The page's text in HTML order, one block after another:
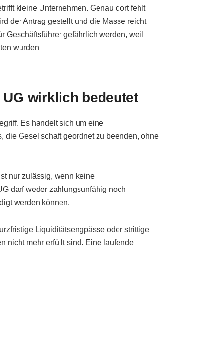
kleine Unternehmen. Genau dort fehlt
der Antrag gestellt und die Masse reicht
Geschäftsführer gefährlich werden, weil
wurden.
wirklich bedeutet
Es handelt sich um eine
die Gesellschaft geordnet zu beenden, ohne
nur zulässig, wenn keine
darf weder zahlungsunfähig noch
werden können.
Liquiditätsengpässe oder strittige
nicht mehr erfüllt sind. Eine laufende